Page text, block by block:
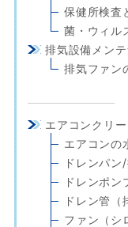
保健所検査
菌・ウィル
排気設備メンテ
排気ファン
エアコンクリ
エアコンの
ドレンパ
ドレンポ
ドレン管（
ファン（シ